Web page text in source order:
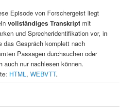
Episode von Forschergeist liegt
vollständiges Transkriptmit
und Sprecheridentifikation vor, in
das Gespräch komplett nach
Passagen durchsuchen oder
auch nur nachlesen können.
HTML , WEBVTT.